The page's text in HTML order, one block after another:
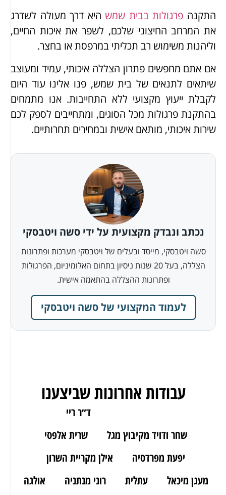
התקנה פרגולות בבית שמש היא דרך מעולה לשדרג
את המרחב החיצוני שלכם, לשפר את איכות החיים,
וליהנות משימוש רב תכליתי במרפסת או בחצר.
אם אתם מחפשים פתרון הצללה איכותי, עמיד ומעוצב
שיתאים לתנאים של בית שמש, פנו אלינו עוד היום
לקבלת ייעוץ מקצועי ללא התחייבות. אנו מתמחים
בהתקנת פרגולות מכל הסוגים, ומתחייבים לספק לכם
שירות איכותי, מותאם אישית ובמחירים תחרותיים.
נכתב ונבדק מקצועית על ידי סשה ויטבסקי
סשה ויטבסקי, מייסד ובעלים של ויטבסקי מערכות ופתרונות
הצללה, בעל 20 שנות ניסיון בתחום האלומיניום, הפרגולות
ופתרונות ההצללה בהתאמה אישית.
לעמוד המקצועי של סשה ויטבסקי
עבודות אחרונות שביצענו
ד״ר ריי
שחר ודויד מקיבוץ מגל
שרית אלפסי
יפעת מפרדסיה
אילן מקריית השרון
מעגן מיכאל
עתלית רוני מנתניה
אולגה